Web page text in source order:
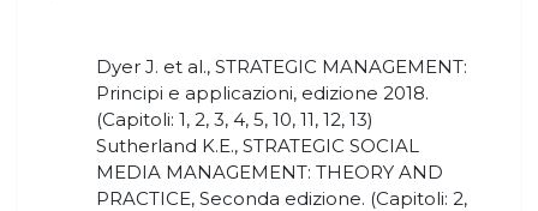
Dyer J. et al., STRATEGIC MANAGEMENT:
Principi e applicazioni, edizione 2018.
(Capitoli: 1, 2, 3, 4, 5, 10, 11, 12, 13)
Sutherland K.E., STRATEGIC SOCIAL
MEDIA MANAGEMENT: THEORY AND
PRACTICE, Seconda edizione. (Capitoli: 2,